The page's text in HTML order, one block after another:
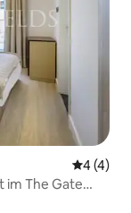
4 (4)
im The Gate